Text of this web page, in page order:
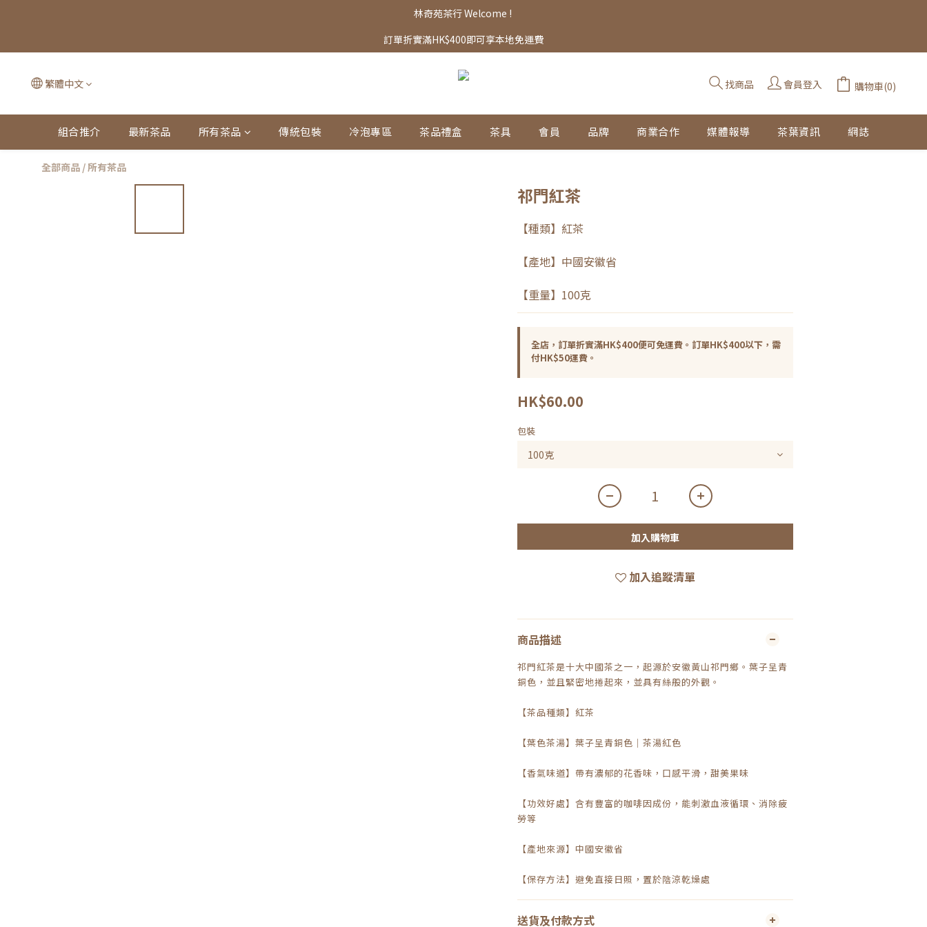
林奇苑茶行 Welcome !
訂單折實滿HK$400即可享本地免運費
繁體中文 找商品 會員登入 購物車(0)
組合推介 最新茶品 所有茶品 傳統包裝 冷泡專區 茶品禮盒 茶具 會員 品牌 商業合作 媒體報導 茶葉資訊 網誌
全部商品 /所有茶品
祁門紅茶
【種類】紅茶
【產地】中國安徽省
【重量】100克
全店，訂單折實滿HK$400便可免運費。訂單HK$400以下，需
付HK$50運費。
HK$60.00
包裝
加入購物車
加入追蹤清單
商品描述
祁門紅茶是十大中國茶之一，起源於安徽黃山祁門鄉。葉子呈青
銅色，並且緊密地捲起來，並具有絲般的外觀。
【茶品種類】紅茶
【葉色茶湯】葉子呈青銅色｜茶湯紅色
【香氣味道】帶有濃郁的花香味，口感平滑，甜美果味
【功效好處】含有豐富的咖啡因成份，能刺激血液循環、消除疲
勞等
【產地來源】中國安徽省
【保存方法】避免直接日照，置於陰涼乾燥處
送貨及付款方式